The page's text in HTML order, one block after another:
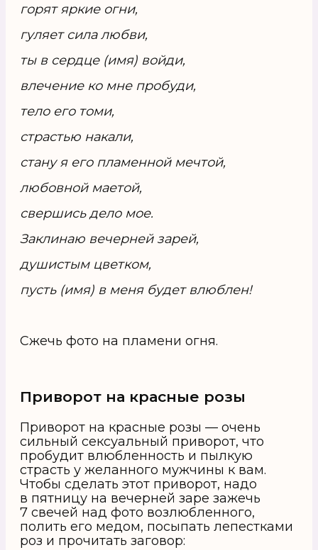
горят яркие огни,
гуляет сила любви,
ты в сердце (имя) войди,
влечение ко мне пробуди,
тело его томи,
страстью накали,
стану я его пламенной мечтой,
любовной маетой,
свершись дело мое.
Заклинаю вечерней зарей,
душистым цветком,
пусть (имя) в меня будет влюблен!
Сжечь фото на пламени огня.
Приворот на красные розы
Приворот на красные розы — очень
сильный сексуальный приворот, что
пробудит влюбленность и пылкую
страсть у желанного мужчины к вам.
Чтобы сделать этот приворот, надо
в пятницу на вечерней заре зажечь
7 свечей над фото возлюбленного,
полить его медом, посыпать лепестками
роз и прочитать заговор: